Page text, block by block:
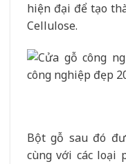
hiện đại để tạo
Cellulose.
Bột gỗ sau đó
cùng với các loại